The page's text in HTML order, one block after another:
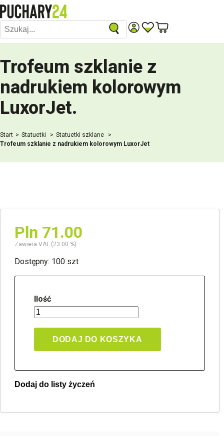
Trofeum szklanie z
nadrukiem kolorowym
LuxorJet.
Start Statuetki
Statuetki szklane
Trofeum szklanie z nadrukiem kolorowym LuxorJet
Pln 71.00
Zawiera VAT (23.00 %)
Dostępny: 100 szt
Ilość
DODAJ DO KOSZYKA
Jeden produkt
Dodaj do listy życzeń